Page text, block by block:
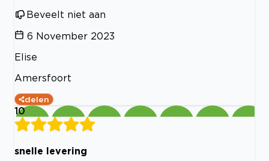
Beveelt niet aan
6 November 2023
Elise
Amersfoort
delen
10
snelle levering